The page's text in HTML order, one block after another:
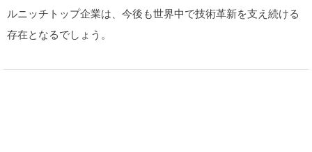
ルニッチトップ企業は、今後も世界中で技術革新を支え続ける
存在となるでしょう。